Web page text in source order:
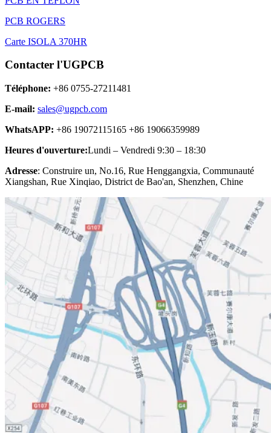
PCB ROGERS
Carte ISOLA 370HR
Contacter l'UGPCB
Téléphone: +86 0755-27211481
E-mail: sales@ugpcb.com
WhatsAPP: +86 19072115165 +86 19066359989
Heures d'ouverture:Lundi – Vendredi 9:30 – 18:30
Adresse: Construire un, No.16, Rue Henggangxia, Communauté
Xiangshan, Rue Xinqiao, District de Bao'an, Shenzhen, Chine